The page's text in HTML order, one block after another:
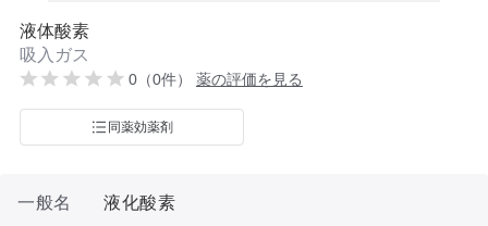
液体酸素
吸入ガス
0（0件） 薬の評価を見る
同薬効薬剤
一般名
液化酸素